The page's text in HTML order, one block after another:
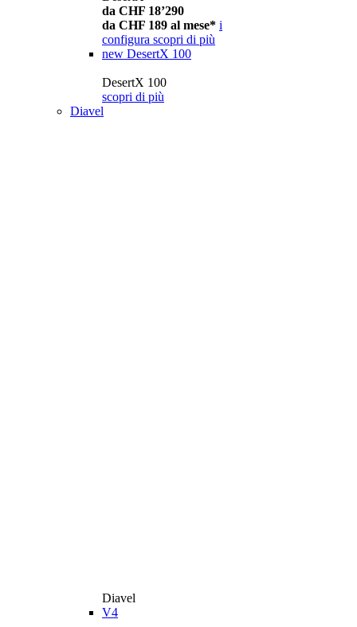
da CHF 18’290
da CHF 189 al mese* i
configura scopri di più
new DesertX 100
DesertX 100
scopri di più
Diavel
Diavel
V4